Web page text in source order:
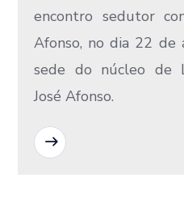
encontro sedutor
Afonso, no dia 22 de
sede do núcleo de
José Afonso.